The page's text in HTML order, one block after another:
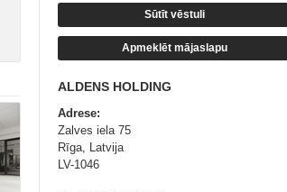
Sūtīt vēstuli
Apmeklēt mājaslapu
ALDENS HOLDING
Adrese:
Zalves iela 75
Rīga, Latvija
LV-1046